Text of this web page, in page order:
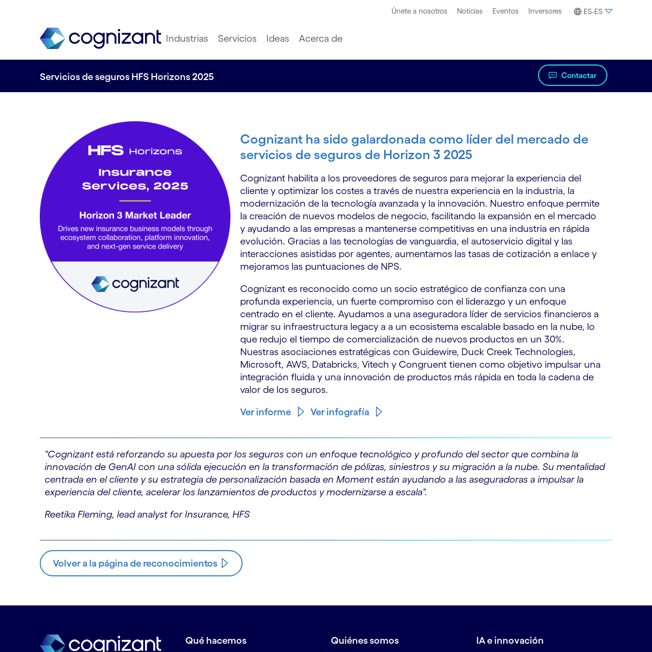
Únete a nosotros Noticias Eventos Inversores ES-ES
Industrias Servicios Ideas Acerca de
Servicios de seguros HFS Horizons 2025 Contactar
Cognizant ha sido galardonada como líder del mercado de
servicios de seguros de Horizon 3 2025
Cognizant habilita a los proveedores de seguros para mejorar la experiencia del
cliente y optimizar los costes a través de nuestra experiencia en la industria, la
modernización de la tecnología avanzada y la innovación. Nuestro enfoque permite
la creación de nuevos modelos de negocio, facilitando la expansión en el mercado
y ayudando a las empresas a mantenerse competitivas en una industria en rápida
evolución. Gracias a las tecnologías de vanguardia, el autoservicio digital y las
interacciones asistidas por agentes, aumentamos las tasas de cotización a enlace y
mejoramos las puntuaciones de NPS.
Cognizant es reconocido como un socio estratégico de confianza con una
profunda experiencia, un fuerte compromiso con el liderazgo y un enfoque
centrado en el cliente. Ayudamos a una aseguradora líder de servicios financieros a
migrar su infraestructura legacy a a un ecosistema escalable basado en la nube, lo
que redujo el tiempo de comercialización de nuevos productos en un 30%.
Nuestras asociaciones estratégicas con Guidewire, Duck Creek Technologies,
Microsoft, AWS, Databricks, Vitech y Congruent tienen como objetivo impulsar una
integración fluida y una innovación de productos más rápida en toda la cadena de
valor de los seguros.
Ver informe Ver infografía
"Cognizant está reforzando su apuesta por los seguros con un enfoque tecnológico y profundo del sector que combina la
innovación de GenAI con una sólida ejecución en la transformación de pólizas, siniestros y su migración a la nube. Su mentalidad
centrada en el cliente y su estrategia de personalización basada en Moment están ayudando a las aseguradoras a impulsar la
experiencia del cliente, acelerar los lanzamientos de productos y modernizarse a escala".
Reetika Fleming, lead analyst for Insurance, HFS
Volver a la página de reconocimientos
Qué hacemos Quiénes somos IA e innovación